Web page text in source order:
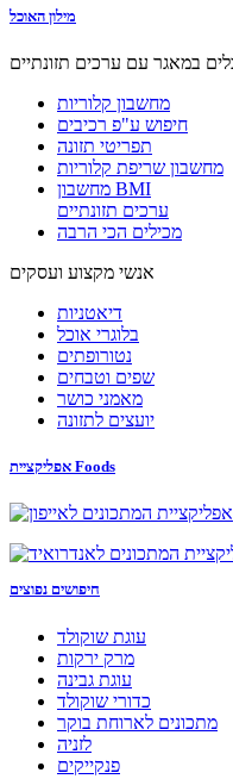
מילון האוכל
מחשבון קלוריות
חיפוש ע"פ רכיבים
תפריטי תזונה
מחשבון שריפת קלוריות
מחשבון BMI
ערכים תזונתיים
מכילים הכי הרבה
אנשי מקצוע ועסקים
דיאטניות
בלוגרי אוכל
נטורופתים
שפים וטבחים
מאמני כושר
יועצים לתזונה
אפליקציית Foods
חיפושים נפוצים
עוגת שוקולד
מרק ירקות
עוגת גבינה
כדורי שוקולד
מתכונים לארוחת בוקר
לזניה
פנקייקים